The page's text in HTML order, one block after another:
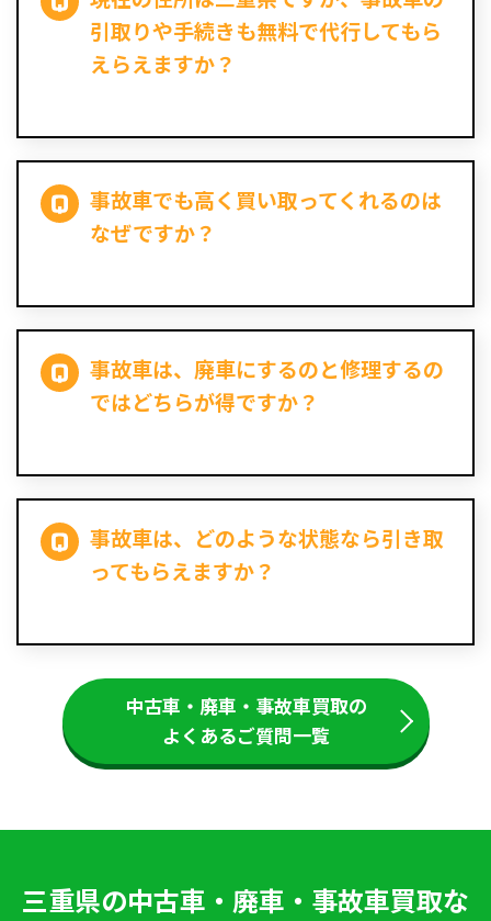
引取りや手続きも無料で代行してもら
えらえますか？
事故車でも高く買い取ってくれるのは
なぜですか？
事故車は、廃車にするのと修理するの
ではどちらが得ですか？
事故車は、どのような状態なら引き取
ってもらえますか？
中古車・廃車・事故車買取の
よくあるご質問一覧
三重県の中古車・廃車・事故車買取な